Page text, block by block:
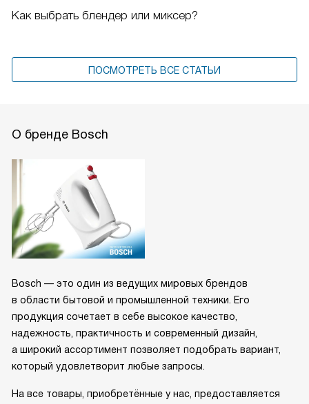
Как выбрать блендер или миксер?
ПОСМОТРЕТЬ ВСЕ СТАТЬИ
О бренде Bosch
Bosch — это один из ведущих мировых брендов
в области бытовой и промышленной техники. Его
продукция сочетает в себе высокое качество,
надежность, практичность и современный дизайн,
а широкий ассортимент позволяет подобрать вариант,
который удовлетворит любые запросы.
На все товары, приобретённые у нас, предоставляется